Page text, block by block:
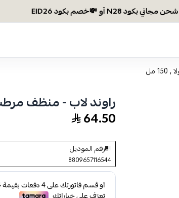
مل
راوند لاب - منظف مرطب
64.50
رقم الموديل
8809657116544